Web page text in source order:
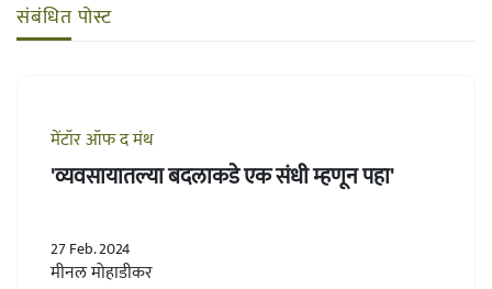
संबंधित पोस्ट
मेंटॉर ऑफ द मंथ
'व्यवसायातल्या बदलाकडे एक संधी म्हणून पहा'
27 Feb. 2024
मीनल मोहाडीकर